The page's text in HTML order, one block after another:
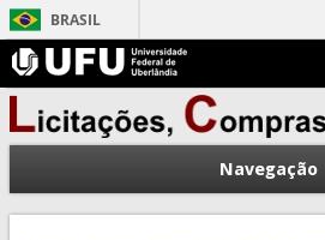
BRASIL
Navegação